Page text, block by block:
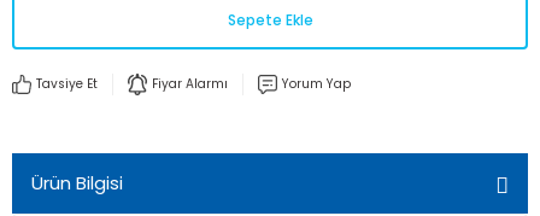
Sepete Ekle
Tavsiye Et Fiyar Alarmı Yorum Yap
Ürün Bilgisi